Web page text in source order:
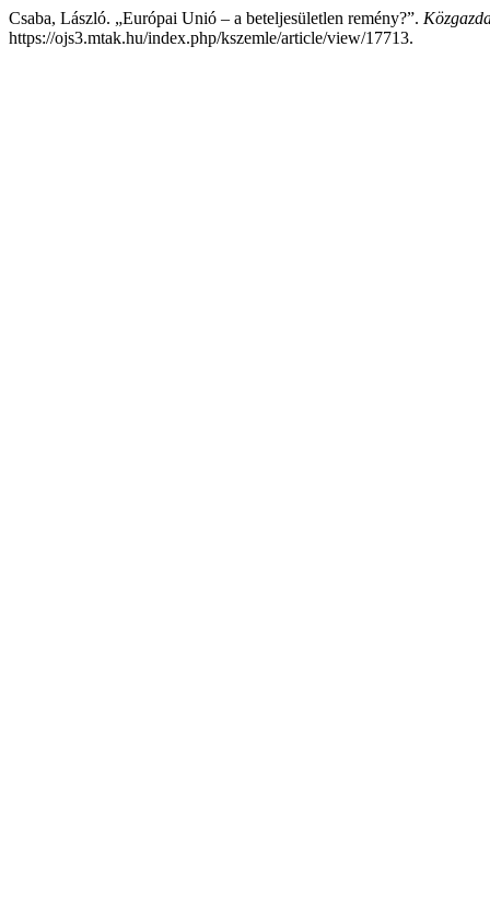
Csaba, László. „Európai Unió – a beteljesületlen remény?”.
https://ojs3.mtak.hu/index.php/kszemle/article/view/17713.